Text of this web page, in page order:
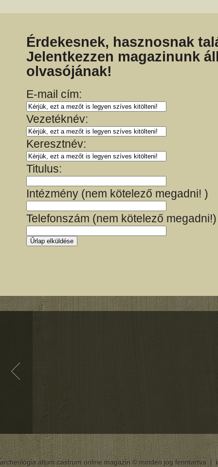
Érdekesnek, hasznosnak
Jelentkezzen magazinunk
olvasójának!
E-mail cím:
Vezetéknév:
Keresztnév:
Titulus:
Intézmény (nem kötelező megadni! )
Telefonszám (nem kötelező megadni!)
archeológia altum castrum online magazin © minden jog fenntartva |